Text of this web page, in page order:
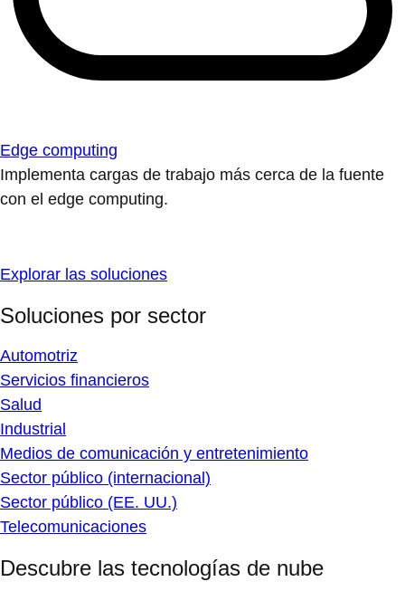
Edge computing
Implementa cargas de trabajo más cerca de la fuente
con el edge computing.
Explorar las soluciones
Soluciones por sector
Automotriz
Servicios financieros
Salud
Industrial
Medios de comunicación y entretenimiento
Sector público (internacional)
Sector público (EE. UU.)
Telecomunicaciones
Descubre las tecnologías de nube